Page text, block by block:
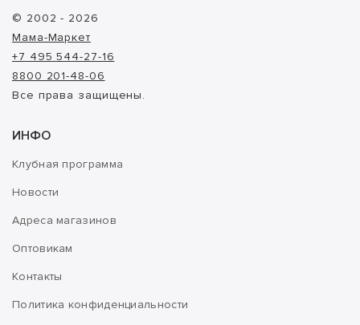
© 2002 - 2026
Мама-Маркет
+7 495 544-27-16
8800 201-48-06
Все права защищены.
ИНФО
Клубная программа
Новости
Адреса магазинов
Оптовикам
Контакты
Политика конфиденциальности